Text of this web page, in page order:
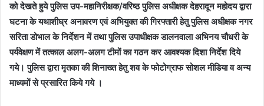
को देखते हुये पुलिस उप-महानिरीक्षक/वरिष्ठ पुलिस अधीक्षक देहरादून महोदय द्वारा
घटना के यथाशीघ्र अनावरण एवं अभियुक्त की गिरफ्तारी हेतु पुलिस अधीक्षक नगर
सरिता डोभाल के निर्देशन में तथा पुलिस उपाधीक्षक डालनवाला अभिनय चौधरी के
पर्यवेक्षण में तत्काल अलग-अलग टीमों का गठन कर आवश्यक दिशा निर्देश दिये
गये। पुलिस द्वारा मृतका की शिनाख्त हेतु शव के फोटोग्राफ सोशल मीडिया व अन्य
माध्यमों से प्रसारित किये गये ।